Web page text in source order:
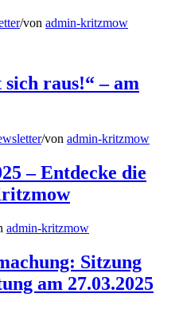
/von admin-kritzmow
raus!“ – am
/von admin-kritzmow
– Entdecke die
admin-kritzmow
Sitzung
am 27.03.2025